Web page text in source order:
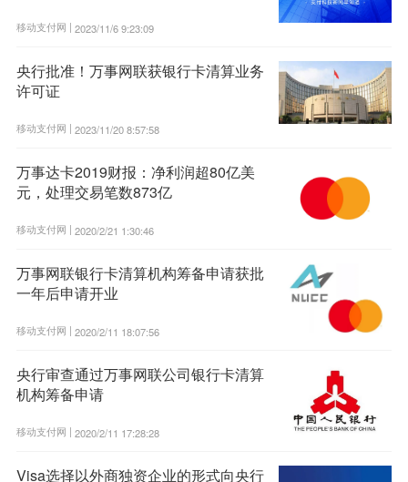
移动支付网 | 2023/11/6 9:23:09
央行批准！万事网联获银行卡清算业务
许可证
移动支付网 | 2023/11/20 8:57:58
万事达卡2019财报：净利润超80亿美
元，处理交易笔数873亿
移动支付网 | 2020/2/21 1:30:46
万事网联银行卡清算机构筹备申请获批
一年后申请开业
移动支付网 | 2020/2/11 18:07:56
央行审查通过万事网联公司银行卡清算
机构筹备申请
移动支付网 | 2020/2/11 17:28:28
Visa选择以外商独资企业的形式向央行